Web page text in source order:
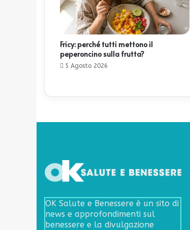
Fricy: perché tutti mettono il
peperoncino sulla frutta?
5 Agosto 2026
OK Salute e Benessere è un sito di
news e approfondimenti sul
benessere e la divulgazione